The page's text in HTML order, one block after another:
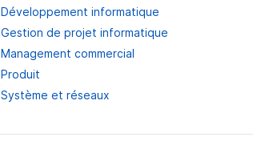
Développement informatique
Gestion de projet informatique
Management commercial
Produit
Système et réseaux